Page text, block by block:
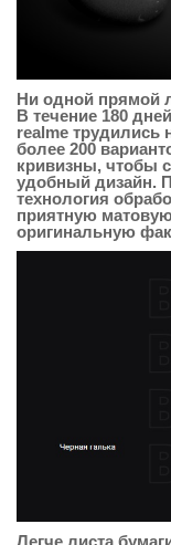
Ни одной прямой
В течение 180
realme трудились
более 200
кривизны, чтобы
удобный дизайн.
технология
приятную
оригинальную
Легче листа